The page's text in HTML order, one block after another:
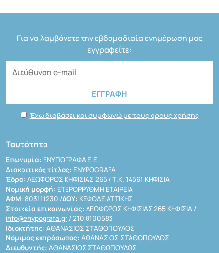
Για να λαμβάνετε την εβδομαδιαία ενημέρωσή μας
εγγραφείτε:
Έχω διαβάσει και συμφωνώ με τους όρους χρήσης
Ταυτότητα
Επωνυμία: ΕΝΥΠΟΓΡΑΦΑ Ε.Ε.
Διακριτικός τίτλος: ENYPOGRAFA
Έδρα: ΛΕΩΦΟΡΟΣ ΚΗΦΙΣΙΑΣ 265 / Τ.Κ. 14561 ΚΗΦΙΣΙΑ
Νομική μορφή: ΕΤΕΡΟΡΡΥΘΜΗ ΕΤΑΙΡΕΙΑ
ΑΦΜ: 803111230 /ΔΟΥ: ΚΕΦΟΔΕ ΑΤΤΙΚΗΣ
Στοιχεία επικοινωνίας: ΛΕΩΦΟΡΟΣ ΚΗΦΙΣΙΑΣ 265 ΚΗΦΙΣΙΑ /
info@enypografa.gr / 210 8100583
Ιδιοκτήτης: ΑΘΑΝΑΣΙΟΣ ΣΤΑΘΟΠΟΥΛΟΣ
Νόμιμος εκπρόσωπος: ΑΘΑΝΑΣΙΟΣ ΣΤΑΘΟΠΟΥΛΟΣ
Διευθυντής: ΑΘΑΝΑΣΙΟΣ ΣΤΑΘΟΠΟΥΛΟΣ